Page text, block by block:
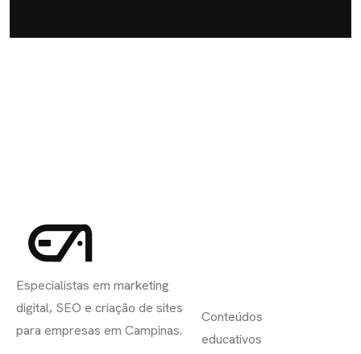
Especialistas em marketing
digital, SEO e criação de sites
para empresas em Campinas.
Conteúdos
educativos